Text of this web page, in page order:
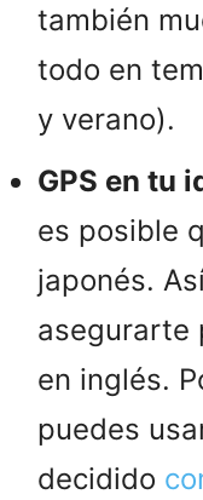
también
todo en
y verano).
GPS en tu
es posible
japonés.
asegurarte
en inglés.
puedes
decidido